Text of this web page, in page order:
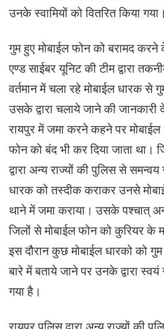
उनके स्वामियों को वितरित किया गया।
गुम हुए मोबाईल फोन को बरामद करने
एण्ड साईबर यूनिट की टीम द्वारा
वर्तमान में चला रहे मोबाईल धारक से
उसके द्वारा चलाये जाने की
रायपुर में जमा करने कहने पर मोबाईल
फोन को बंद भी कर दिया जाता था।
द्वारा अन्य राज्यों की पुलिस से
धारक को तस्दीक कराकर उनसे
थाने में जमा कराया। उसके पश्चात्
जिलों से मोबाईल फोन को कुरियर के
इस दौरान कुछ मोबाईल धारको को
बारे में बताये जाने पर उनके द्वारा
गया है।